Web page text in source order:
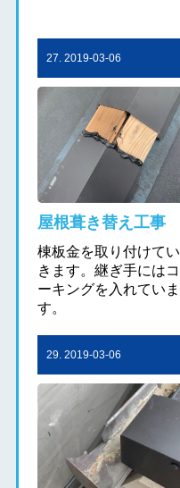
27. 2019-03-06
屋根葺き替え工事
棟板金を取り付けてい
きます。継ぎ手にはコ
ーキングを入れていま
す。
29. 2019-03-06